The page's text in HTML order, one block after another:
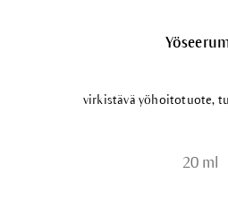
virkistävä yöhoitotuote,
20 ml